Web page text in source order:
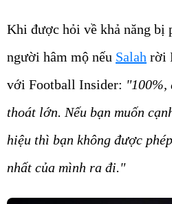
Khi được hỏi về khả năng bị
người hâm mộ nếu Salah rời
với Football Insider: "100%,
thoát lớn. Nếu bạn muốn
hiệu thì bạn không được
nhất của mình ra đi."